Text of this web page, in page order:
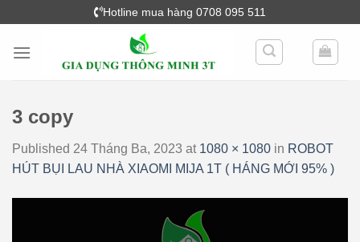
content
Hotline mua hàng 0708 095 511
3 copy
Published 24 Tháng Ba, 2023 at 1080 × 1080 in ROBOT
HÚT BỤI LAU NHÀ XIAOMI MIJA 1T ( HÁNG MỚI 95% )